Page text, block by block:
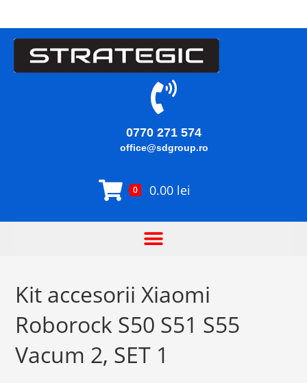
0770 271 574
office@sdgroup.ro
0 0.00 lei
Kit accesorii Xiaomi
Roborock S50 S51 S55
Vacum 2, SET 1